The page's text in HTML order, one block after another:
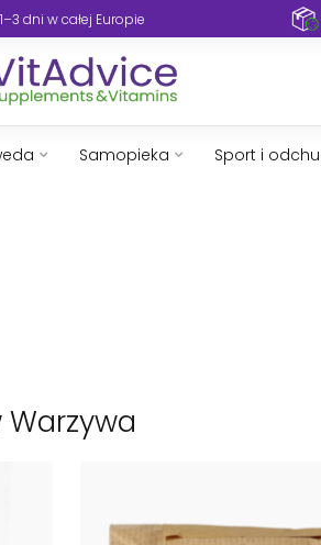
dni w całej Europie
Samopieka Sport i